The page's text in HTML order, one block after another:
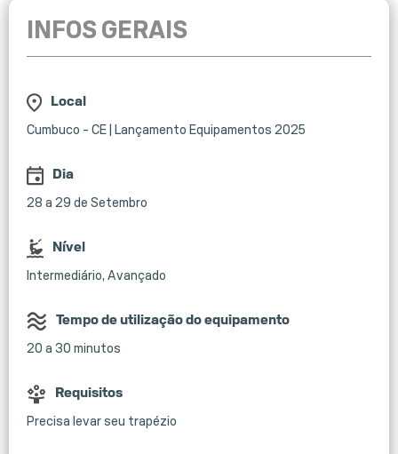
INFOS GERAIS
Local
Cumbuco - CE | Lançamento Equipamentos 2025
Dia
28 a 29 de Setembro
Nível
Intermediário, Avançado
Tempo de utilização do equipamento
20 a 30 minutos
Requisitos
Precisa levar seu trapézio